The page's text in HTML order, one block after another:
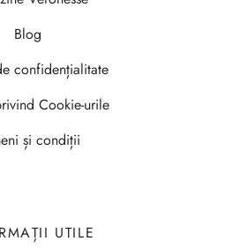
Blog
confidențialitate
Cookie-urile
și condiții
UTILE